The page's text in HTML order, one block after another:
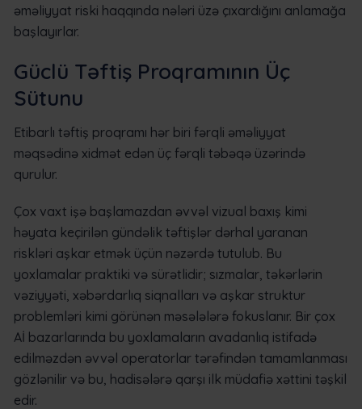
əməliyyat riski haqqında nələri üzə çıxardığını anlamağa
başlayırlar.
Güclü Təftiş Proqramının Üç
Sütunu
Etibarlı təftiş proqramı hər biri fərqli əməliyyat
məqsədinə xidmət edən üç fərqli təbəqə üzərində
qurulur.
Çox vaxt işə başlamazdan əvvəl vizual baxış kimi
həyata keçirilən gündəlik təftişlər dərhal yaranan
riskləri aşkar etmək üçün nəzərdə tutulub. Bu
yoxlamalar praktiki və sürətlidir; sızmalar, təkərlərin
vəziyyəti, xəbərdarlıq siqnalları və aşkar struktur
problemləri kimi görünən məsələlərə fokuslanır. Bir çox
Aİ bazarlarında bu yoxlamaların avadanlıq istifadə
edilməzdən əvvəl operatorlar tərəfindən tamamlanması
gözlənilir və bu, hadisələrə qarşı ilk müdafiə xəttini təşkil
edir.